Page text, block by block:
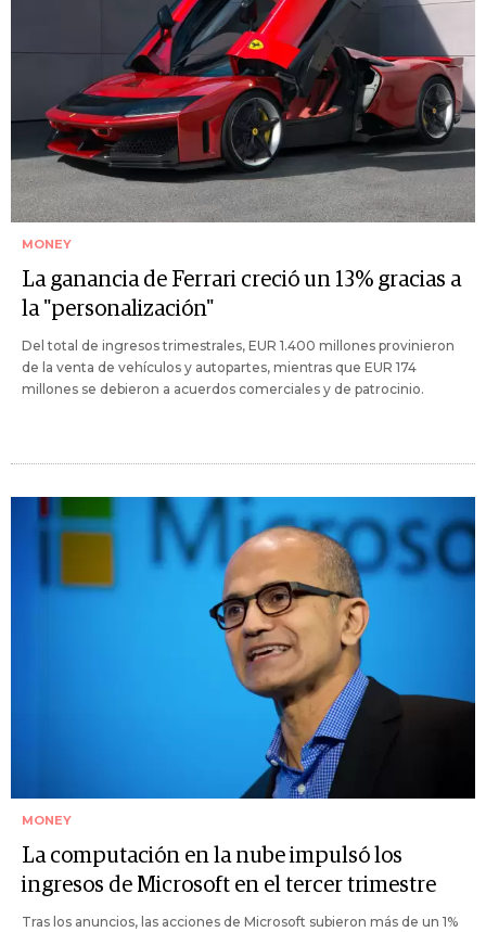
MONEY
La ganancia de Ferrari creció un 13% gracias a
la "personalización"
Del total de ingresos trimestrales, EUR 1.400 millones provinieron
de la venta de vehículos y autopartes, mientras que EUR 174
millones se debieron a acuerdos comerciales y de patrocinio.
MONEY
La computación en la nube impulsó los
ingresos de Microsoft en el tercer trimestre
Tras los anuncios, las acciones de Microsoft subieron más de un 1%